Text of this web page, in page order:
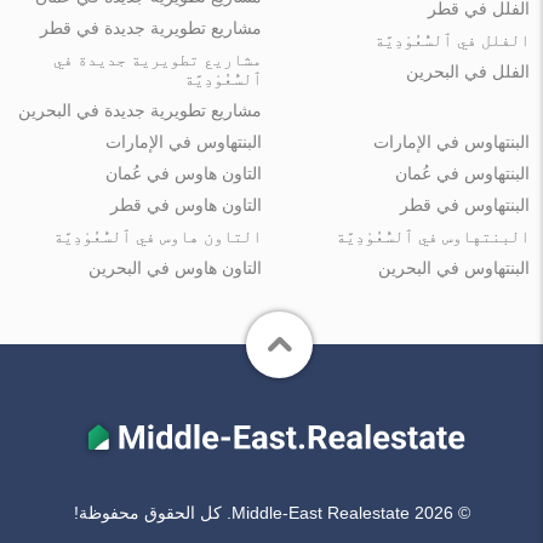
الفلل في قطر
الفلل في ٱلسُّعُوْدِيَّة
الفلل في البحرين
مشاريع تطويرية جديدة في قطر
مشاريع تطويرية جديدة في
ٱلسُّعُوْدِيَّة
مشاريع تطويرية جديدة في البحرين
البنتهاوس في الإمارات
البنتهاوس في عُمان
البنتهاوس في قطر
البنتهاوس في ٱلسُّعُوْدِيَّة
البنتهاوس في البحرين
البنتهاوس في الإمارات
التاون هاوس في عُمان
التاون هاوس في قطر
التاون هاوس في ٱلسُّعُوْدِيَّة
التاون هاوس في البحرين
© Middle-East Realestate 2026. كل الحقوق محفوظة!